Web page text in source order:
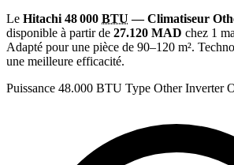
Le Hitachi 48 000 BTU — Climatiseur
disponible à partir de 27.120 MAD chez 1
Adapté pour une pièce de 90–120 m².
une meilleure efficacité.
Puissance 48.000 BTU Type Other Inverter